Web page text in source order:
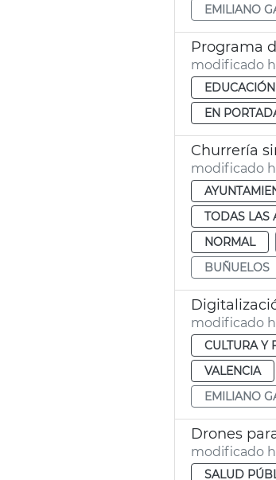
EMILIANO
Programa
modificado
EN
Churrería
modificado
TODAS LAS
NORMAL
BUÑUELOS
modificado
CULTURA Y
VALENCIA
EMILIANO
Drones
modificado
SALUD